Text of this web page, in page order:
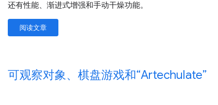
还有性能、渐进式增强和手动干燥功能。
阅读文章
可观察对象、棋盘游戏和“Artechulate”